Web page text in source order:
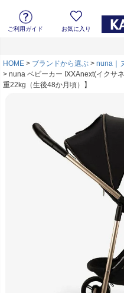
ご利用ガイド お気に入り
HOME ブランドから選ぶ
nuna｜
nuna ベビーカー IXXAnext(イクサ
重22kg（生後48か月頃）】